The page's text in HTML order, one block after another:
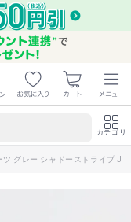
カテゴリ
グレー シャドーストライプ